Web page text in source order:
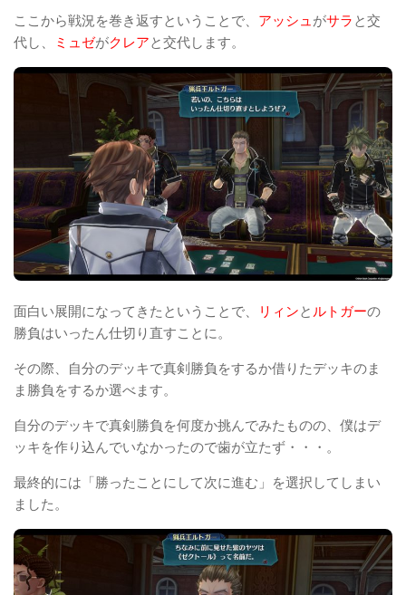
ここから戦況を巻き返すということで、 アッシュがサラ と交
代し、
ミュゼがクレアと交代します。
面白い展開になってきたということで、 リィンと ルトガーの
勝負はいったん仕切り直すことに。
その際、自分のデッキで真剣勝負をするか借りたデッキのま
ま勝負をするか選べます。
自分のデッキで真剣勝負を何度か挑んでみたものの、僕はデ
ッキを作り込んでいなかったので歯が立たず・・・。
最終的には「勝ったことにして次に進む」を選択してしまい
ました。